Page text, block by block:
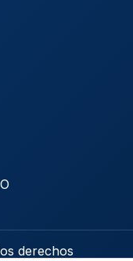
derechos